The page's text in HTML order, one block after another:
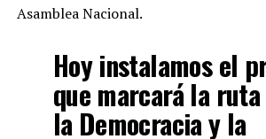
Asamblea Nacional.
Hoy instalamos el
que marcará la
la Democracia y la